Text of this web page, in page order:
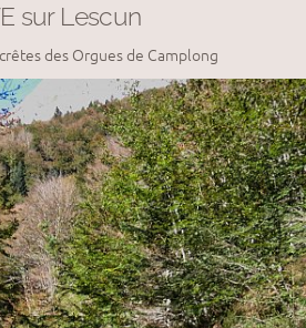
sur Lescun
des Orgues de Camplong